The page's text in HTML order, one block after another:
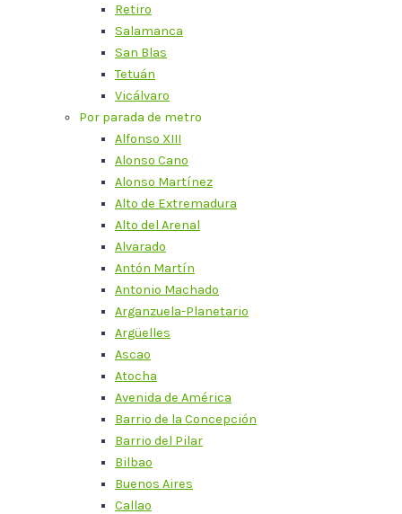
Retiro
Salamanca
San Blas
Tetuán
Vicálvaro
Por parada de metro
Alfonso XIII
Alonso Cano
Alonso Martínez
Alto de Extremadura
Alto del Arenal
Alvarado
Antón Martín
Antonio Machado
Arganzuela-Planetario
Argüelles
Ascao
Atocha
Avenida de América
Barrio de la Concepción
Barrio del Pilar
Bilbao
Buenos Aires
Callao